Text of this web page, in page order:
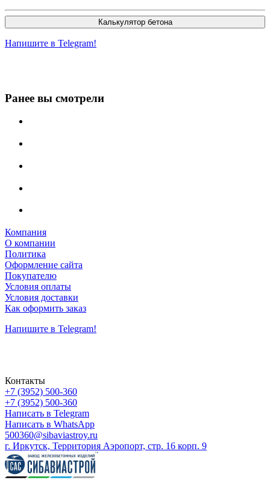
Калькулятор бетона
Напишите в Telegram!
Ранее вы смотрели
Компания
О компании
Политика
Оформление сайта
Покупателю
Условия оплаты
Условия доставки
Как оформить заказ
Напишите в Telegram!
Контакты
+7 (3952) 500-360
+7 (3952) 500-360
Написать в Telegram
Написать в WhatsApp
500360@sibaviastroy.ru
г. Иркутск, Территория Аэропорт, стр. 16 корп. 9